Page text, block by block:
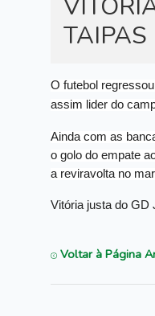
TAIPAS
O futebol
assim lider do
Ainda com as
o golo do empate
a reviravolta no
Vitória justa do GD
Voltar à Página